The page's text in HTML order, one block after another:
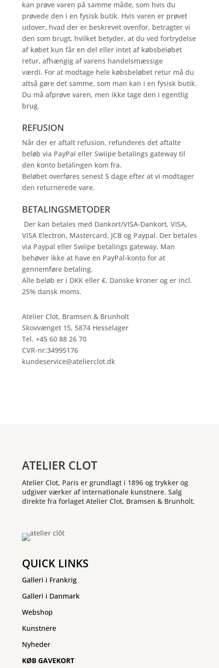
kan prøve varen på samme måde, som hvis du
prøvede den i en fysisk butik. Hvis varen er prøvet
udover, hvad der er beskrevet ovenfor, betragter vi
den som brugt, hvilket betyder, at du ved fortrydelse
af købet kun får en del eller intet af købsbeløbet
retur, afhængig af varens handelsmæssige
værdi. For at modtage hele købsbeløbet retur må du
altså gøre det samme, som man kan i en fysisk butik.
Du må afprøve varen, men ikke tage den i egentlig
brug.
REFUSION
Når der er aftalt refusion, refunderes det aftalte
beløb via PayPal eller Swiipe betalings gateway til
den konto betalingen kom fra.
Beløbet overføres senest 5 dage efter at vi modtager
den returnerede vare.
BETALINGSMETODER
Der kan betales med Dankort/VISA-Dankort, VISA,
VISA Electron, Mastercard, JCB og Paypal. Der betales
via Paypal eller Swiipe betalings gateway. Man
behøver ikke at have en PayPal-konto for at
gennemføre betaling.
Alle beløb er i DKK eller €. Danske kroner og er incl.
25% dansk moms.
Atelier Clot, Bramsen & Brunholt
Skovvænget 15, 5874 Hesselager
Tel. +45 60 88 26 70
CVR-nr:34995176
kundeservice@atelierclot.dk
ATELIER CLOT
Atelier Clot, Paris er grundlagt i 1896 og trykker og
udgiver værker af internationale kunstnere. Salg
direkte fra forlaget Atelier Clot, Bramsen & Brunholt.
QUICK LINKS
Galleri i Frankrig
Galleri i Danmark
Webshop
Kunstnere
Nyheder
KØB GAVEKORT